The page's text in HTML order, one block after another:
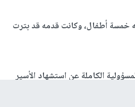
أطفال، وكانت قدمه قد بترت
الكاملة عن استشهاد الأسير